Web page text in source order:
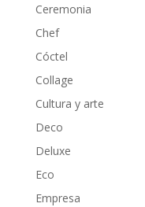
Ceremonia
Chef
Cóctel
Collage
Cultura y arte
Deco
Deluxe
Eco
Empresa